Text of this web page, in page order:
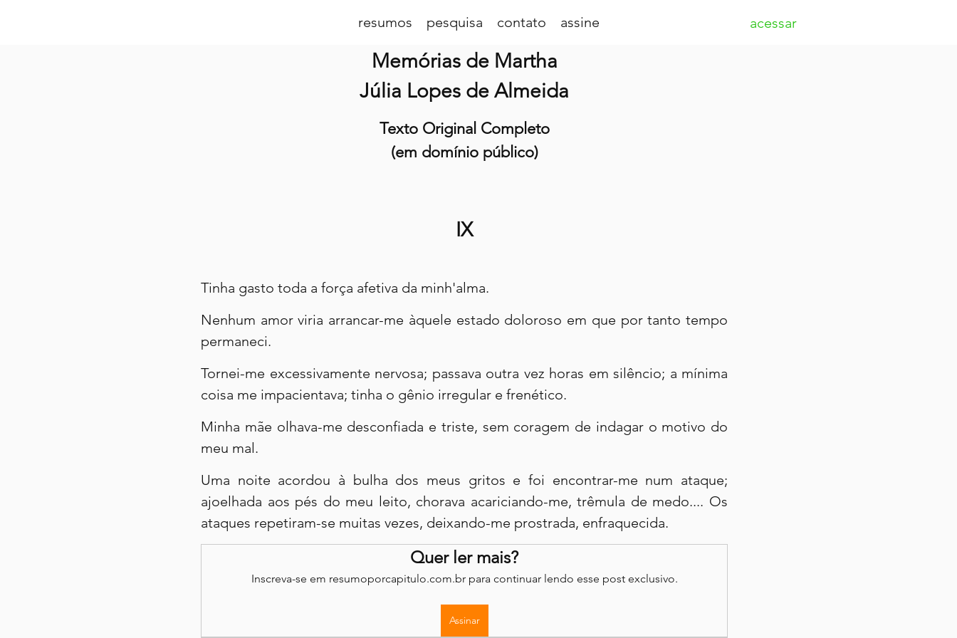
resumos pesquisa contato assine acessar
Memórias de Martha
Júlia Lopes de Almeida
Texto Original Completo
(em domínio público)
IX
Tinha gasto toda a força afetiva da minh'alma.
Nenhum amor viria arrancar-me àquele estado doloroso em que por tanto tempo
permaneci.
Tornei-me excessivamente nervosa; passava outra vez horas em silêncio; a mínima
coisa me impacientava; tinha o gênio irregular e frenético.
Minha mãe olhava-me desconfiada e triste, sem coragem de indagar o motivo do
meu mal.
Uma noite acordou à bulha dos meus gritos e foi encontrar-me num ataque;
ajoelhada aos pés do meu leito, chorava acariciando-me, trêmula de medo.... Os
ataques repetiram-se muitas vezes, deixando-me prostrada, enfraquecida.
Quer ler mais?
Inscreva-se em resumoporcapitulo.com.br para continuar lendo esse post exclusivo.
Assinar